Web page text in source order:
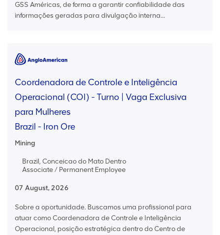
GSS Américas, de forma a garantir confiabilidade das
informações geradas para divulgação interna...
Coordenadora de Controle e Inteligência
Operacional (COI) - Turno | Vaga Exclusiva
para Mulheres
Brazil - Iron Ore
Mining
Brazil, Conceicao do Mato Dentro
Associate / Permanent Employee
07 August, 2026
Sobre a oportunidade. Buscamos uma profissional para
atuar como Coordenadora de Controle e Inteligência
Operacional, posição estratégica dentro do Centro de